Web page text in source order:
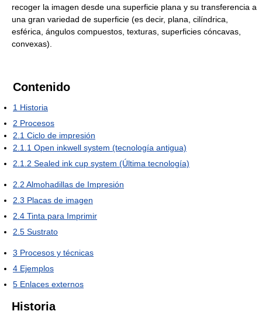
recoger la imagen desde una superficie plana y su transferencia a
una gran variedad de superficie (es decir, plana, cilíndrica,
esférica, ángulos compuestos, texturas, superficies cóncavas,
convexas).
Contenido
1 Historia
2 Procesos
2.1 Ciclo de impresión
2.1.1 Open inkwell system (tecnología antigua)
2.1.2 Sealed ink cup system (Última tecnología)
2.2 Almohadillas de Impresión
2.3 Placas de imagen
2.4 Tinta para Imprimir
2.5 Sustrato
3 Procesos y técnicas
4 Ejemplos
5 Enlaces externos
Historia